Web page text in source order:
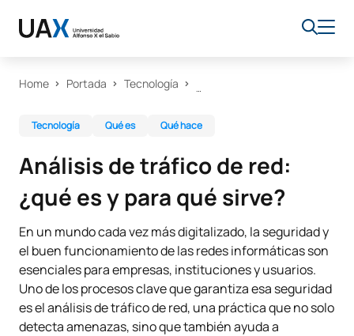
Home Portada Tecnología
Tecnología Qué es Qué hace
Análisis de tráfico de red:
¿qué es y para qué sirve?
En un mundo cada vez más digitalizado, la seguridad y
el buen funcionamiento de las redes informáticas son
esenciales para empresas, instituciones y usuarios.
Uno de los procesos clave que garantiza esa seguridad
es el análisis de tráfico de red, una práctica que no solo
detecta amenazas, sino que también ayuda a